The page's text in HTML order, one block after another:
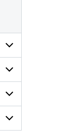
Undersidor
för
Radar
och
Undersidor
för
Väder
till
havs
Undersidor
för